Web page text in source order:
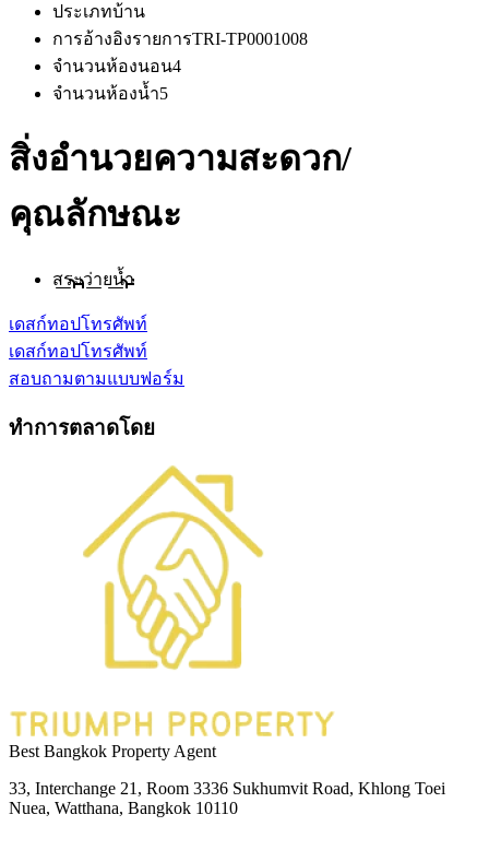
ประเภทบ้าน
การอ้างอิงรายการTRI-TP0001008
จำนวนห้องนอน4
จำนวนห้องน้ำ5
สิ่งอำนวยความสะดวก/
คุณลักษณะ
สระว่ายน้ำ
เดสก์ทอปโทรศัพท์
เดสก์ทอปโทรศัพท์
สอบถามตามแบบฟอร์ม
ทำการตลาดโดย
Best Bangkok Property Agent
33, Interchange 21, Room 3336 Sukhumvit Road, Khlong Toei
Nuea, Watthana, Bangkok 10110